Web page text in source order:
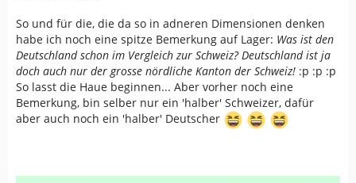
So und für die, die da so in adneren Dimensionen denken
habe ich noch eine spitze Bemerkung auf Lager: Was ist den
Deutschland schon im Vergleich zur Schweiz? Deutschland ist ja
doch auch nur der grosse nördliche Kanton der Schweiz! :p :p :p
So lasst die Haue beginnen... Aber vorher noch eine
Bemerkung, bin selber nur ein 'halber' Schweizer, dafür
aber auch noch ein 'halber' Deutscher